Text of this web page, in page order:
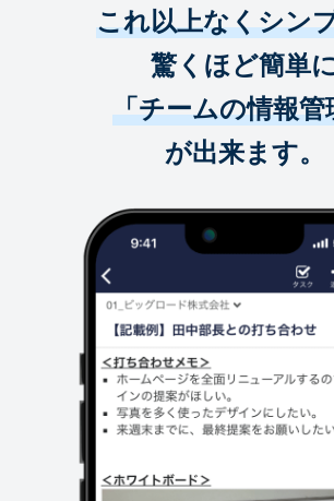
これ以上なくシン
驚くほど簡単
「チームの情報管
が出来ます。